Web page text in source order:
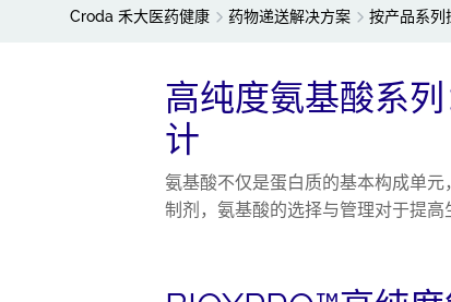
Croda 禾大医药健康 药物递送解决方案 按产品系列
高纯度氨基酸系
计
氨基酸不仅是蛋白质的基本构成单
制剂，氨基酸的选择与管理对于提高